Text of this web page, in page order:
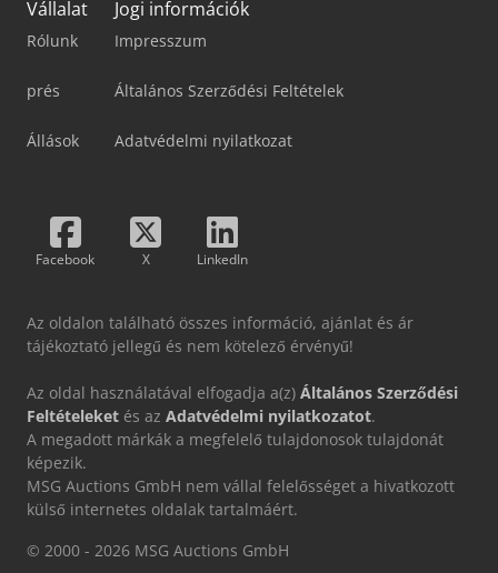
Vállalat
Rólunk
prés
Állások
Jogi információk
Impresszum
Általános Szerződési Feltételek
Adatvédelmi nyilatkozat
Facebook X LinkedIn
Az oldalon található összes információ, ajánlat és ár
tájékoztató jellegű és nem kötelező érvényű!
Az oldal használatával elfogadja a(z) Általános Szerződési
Feltételeket és az Adatvédelmi nyilatkozatot.
A megadott márkák a megfelelő tulajdonosok tulajdonát
képezik.
MSG Auctions GmbH nem vállal felelősséget a hivatkozott
külső internetes oldalak tartalmáért.
© 2000 - 2026 MSG Auctions GmbH